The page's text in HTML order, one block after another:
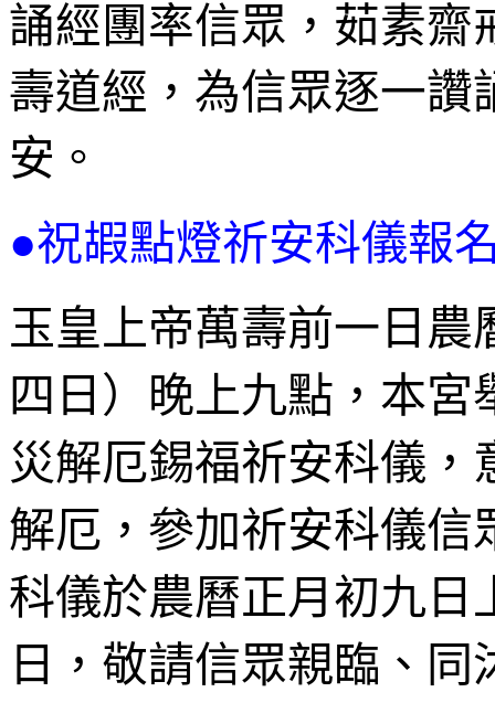
誦經團率信眾，茹素齋
壽道經，為信眾逐一讚
安。
●祝嘏點燈祈安科儀報
玉皇上帝萬壽前一日
四日）晚上九點，本
災解厄錫福祈安科儀
解厄，參加祈安科儀信
科儀於農曆正月初九日
日，敬請信眾親臨、